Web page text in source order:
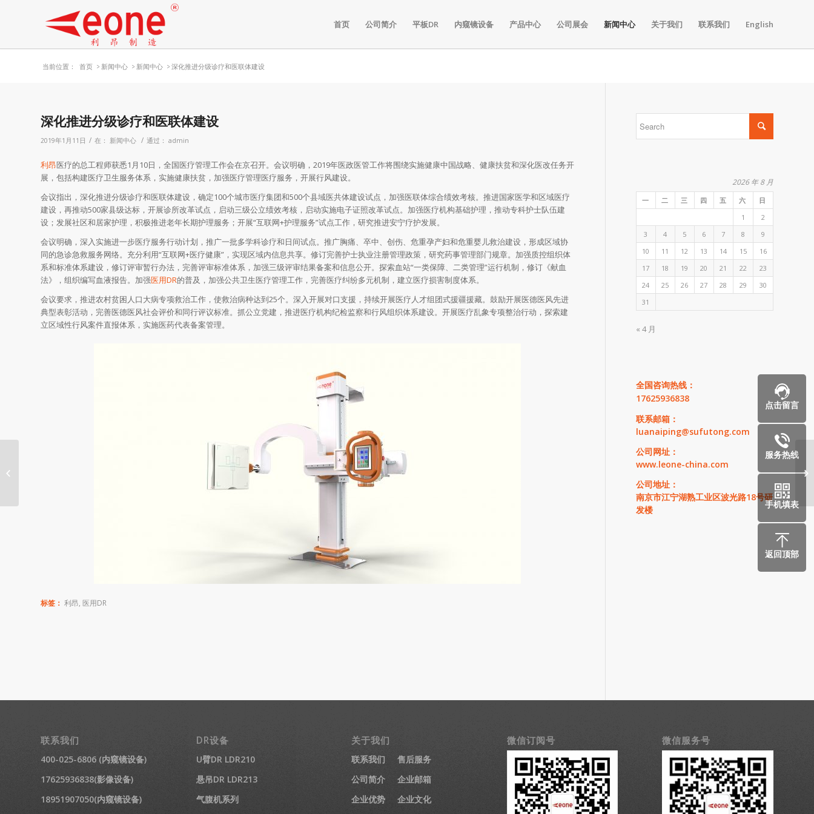
首页 公司简介 平板DR 内窥镜设备 产品中心 公司展会 新闻中心 关于我们 联系我们 English
当前位置： 首页 > 新闻中心 > 新闻中心 > 深化推进分级诊疗和医联体建设
深化推进分级诊疗和医联体建设
2019年1月11日 / 在： 新闻中心 / 通过： admin
利昂医疗的总工程师获悉1月10日，全国医疗管理工作会在京召开。会议明确，2019年医政医管工作将围绕实施健康中国战略、健康扶贫和深化医改任务开
展，包括构建医疗卫生服务体系，实施健康扶贫，加强医疗管理医疗服务，开展行风建设。
会议指出，深化推进分级诊疗和医联体建设，确定100个城市医疗集团和500个县域医共体建设试点，加强医联体综合绩效考核。推进国家医学和区域医疗
建设，再推动500家县级达标，开展诊所改革试点，启动三级公立绩效考核，启动实施电子证照改革试点。加强医疗机构基础护理，推动专科护士队伍建
设；发展社区和居家护理，积极推进老年长期护理服务；开展“互联网+护理服务”试点工作，研究推进安宁疗护发展。
会议明确，深入实施进一步医疗服务行动计划，推广一批多学科诊疗和日间试点。推广胸痛、卒中、创伤、危重孕产妇和危重婴儿救治建设，形成区域协
同的急诊急救服务网络。充分利用“互联网+医疗健康”，实现区域内信息共享。修订完善护士执业注册管理政策，研究药事管理部门规章。加强质控组织体
系和标准体系建设，修订评审暂行办法，完善评审标准体系，加强三级评审结果备案和信息公开。探索血站“一类保障、二类管理”运行机制，修订《献血
法》，组织编写血液报告。加强医用DR的普及，加强公共卫生医疗管理工作，完善医疗纠纷多元机制，建立医疗损害制度体系。
会议要求，推进农村贫困人口大病专项救治工作，使救治病种达到25个。深入开展对口支援，持续开展医疗人才组团式援疆援藏。鼓励开展医德医风先进
典型表彰活动，完善医德医风社会评价和同行评议标准。抓公立党建，推进医疗机构纪检监察和行风组织体系建设。开展医疗乱象专项整治行动，探索建
立区域性行风案件直报体系，实施医药代表备案管理。
标签： 利昂, 医用DR
2026 年 8 月
一 二 三 四 五 六
日
1
2
3
4 5 6 7 8
9
10
11 12 13 14 15
16
17
18 19 20 21 22
23
24
25 26 27 28 29
30
31
« 4 月
全国咨询热线：
17625936838
联系邮箱：
luanaiping@sufutong.com
公司网址：
www.leone-china.com
公司地址：
南京市江宁湖熟工业区波光路18号研
发楼
联系我们
400-025-6806 (内窥镜设备)
17625936838(影像设备)
18951907050(内窥镜设备)
DR设备
U臂DR LDR210
悬吊DR LDR213
气腹机系列
关于我们
联系我们
售后服务
公司简介
企业邮箱
企业优势
企业文化
微信订阅号 微信服务号
点击留言
服务热线
手机填表
返回顶部